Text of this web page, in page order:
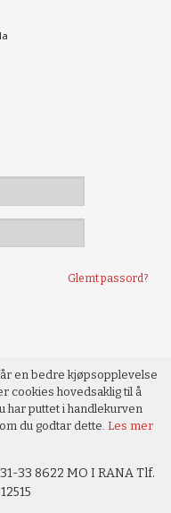
Glemt passord?
en bedre kjøpsopplevelse
cookies hovedsaklig til å
har puttet i handlekurven
du godtar dette.Les mer
33 8622 MO I RANA Tlf.